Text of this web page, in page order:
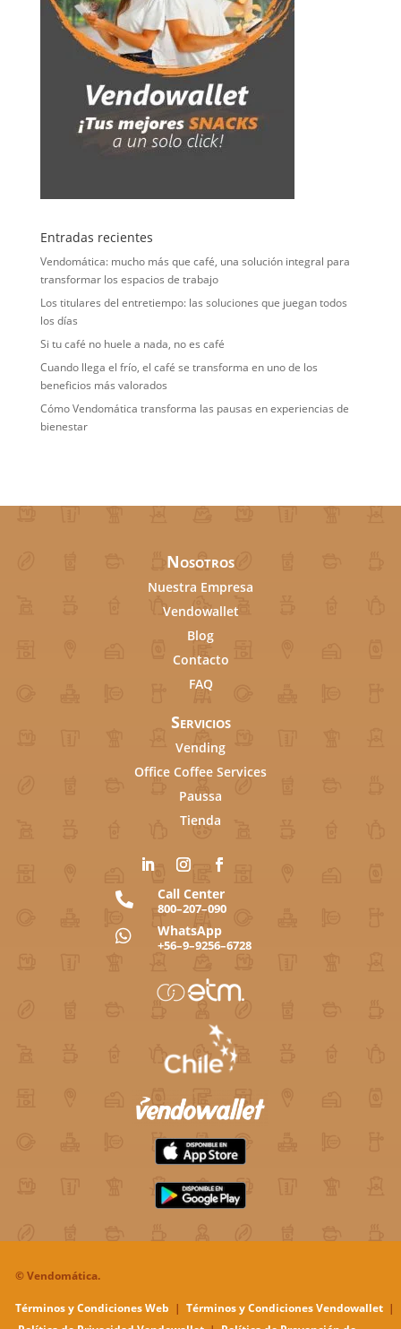
Entradas recientes
Vendomática: mucho más que café, una solución integral para
transformar los espacios de trabajo
Los titulares del entretiempo: las soluciones que juegan todos
los días
Si tu café no huele a nada, no es café
Cuando llega el frío, el café se transforma en uno de los
beneficios más valorados
Cómo Vendomática transforma las pausas en experiencias de
bienestar
Nosotros
Nuestra Empresa
Vendowallet
Blog
Contacto
FAQ
Servicios
Vending
Office Coffee Services
Paussa
Tienda
 Call Center
800–207–090
 WhatsApp
+56–9–9256–6728
©Vendomática.
Términos y Condiciones Web | Términos y Condiciones Vendowallet |